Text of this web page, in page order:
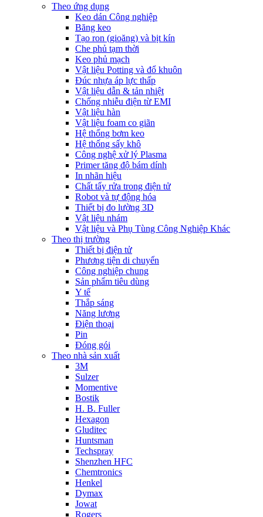
Theo ứng dụng
Keo dán Công nghiệp
Băng keo
Tạo ron (gioăng) và bịt kín
Che phủ tạm thời
Keo phủ mạch
Vật liệu Potting và đổ khuôn
Đúc nhựa áp lực thấp
Vật liệu dẫn & tản nhiệt
Chống nhiễu điện từ EMI
Vật liệu hàn
Vật liệu foam co giãn
Hệ thống bơm keo
Hệ thống sấy khô
Công nghệ xử lý Plasma
Primer tăng độ bám dính
In nhãn hiệu
Chất tẩy rửa trong điện tử
Robot và tự động hóa
Thiết bị đo lường 3D
Vật liệu nhám
Vật liệu và Phụ Tùng Công Nghiệp Khác
Theo thị trường
Thiết bị điện tử
Phương tiện di chuyển
Công nghiệp chung
Sản phẩm tiêu dùng
Y tế
Thắp sáng
Năng lượng
Điện thoại
Pin
Đóng gói
Theo nhà sản xuất
3M
Sulzer
Momentive
Bostik
H. B. Fuller
Hexagon
Gluditec
Huntsman
Techspray
Shenzhen HFC
Chemtronics
Henkel
Dymax
Jowat
Rogers